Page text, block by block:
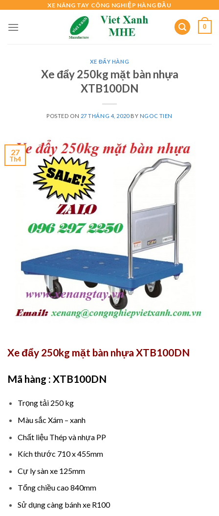
content
XE NÂNG TAY CÔNG NGHIỆP HÀNG ĐẦU
0
XE ĐẨY HÀNG
Xe đẩy 250kg mặt bàn nhựa
XTB100DN
POSTED ON 27 THÁNG 4, 2020BY NGOC TIEN
27
Th4
Xe đẩy 250kg mặt bàn nhựa XTB100DN
Mã hàng : XTB100DN
Trọng tải 250 kg
Màu sắc Xám – xanh
Chất liệu Thép và nhựa PP
Kích thước 710 x 455mm
Cự ly sàn xe 125mm
Tổng chiều cao 840mm
Sử dụng càng bánh xe R100